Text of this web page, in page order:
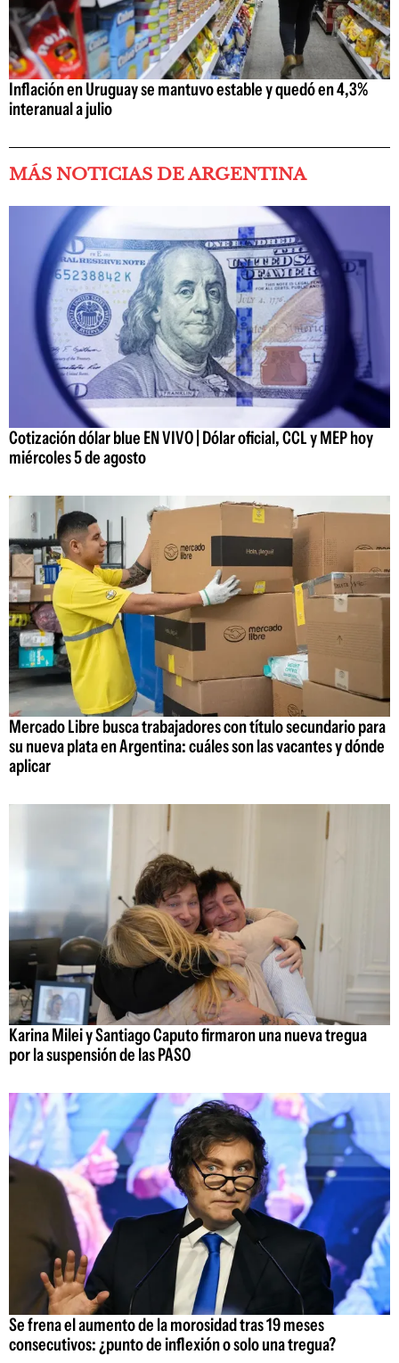
Inflación en Uruguay se mantuvo estable y quedó en 4,3%
interanual a julio
MÁS NOTICIAS DE ARGENTINA
Cotización dólar blue EN VIVO | Dólar oficial, CCL y MEP hoy
miércoles 5 de agosto
Mercado Libre busca trabajadores con título secundario para
su nueva plata en Argentina: cuáles son las vacantes y dónde
aplicar
Karina Milei y Santiago Caputo firmaron una nueva tregua
por la suspensión de las PASO
Se frena el aumento de la morosidad tras 19 meses
consecutivos: ¿punto de inflexión o solo una tregua?